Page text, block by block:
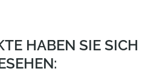
HABEN SIE SICH